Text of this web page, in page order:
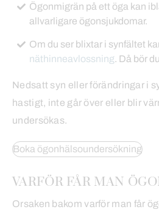
Ögonmigrän på ett öga kan
allvarligare ögonsjukdomar.
Om du ser blixtar i synfältet
näthinneavlossning. Då bör
Nedsatt syn eller förändringar i
hastigt, inte går över eller blir
undersökas.
Boka ögonhälsoundersökning
VARFÖR FÅR MAN
Orsaken bakom varför man får